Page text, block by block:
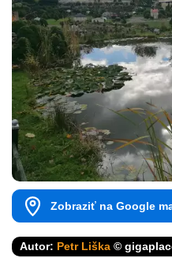
Zobraziť na Google
Autor: Petr Liška ©